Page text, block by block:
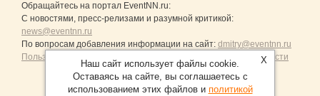
Обращайтесь на портал EventNN.ru:
С новостями, пресс-релизами и разумной критикой:
news@eventnn.ru
По вопросам добавления информации на сайт: dmitry@eventnn.ru
Пользовательское Соглашение и политика конфиденциальности
X
Наш сайт использует файлы cookie.
Оставаясь на сайте, вы соглашаетесь с
использованием этих файлов и политикой